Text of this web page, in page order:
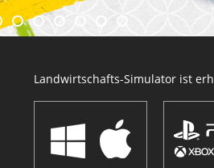
Landwirtschafts-Simulator ist